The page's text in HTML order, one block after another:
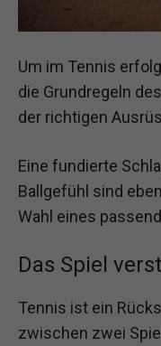
Um im Tennis
die Grundregeln
der richtigen
Eine fundierte
Ballgefühl sind
Wahl eines
Das Spiel
Tennis ist ein
zwischen zwei